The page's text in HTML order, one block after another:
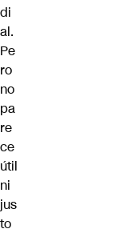
di
al.
Pe
ro
no
pa
re
ce
útil
ni
jus
to